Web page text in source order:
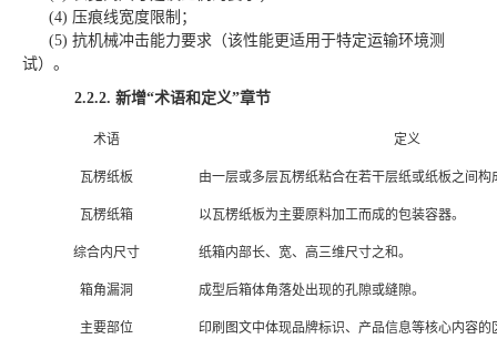
(4) 压痕线宽度限制；
(5) 抗机械冲击能力要求（该性能更适用于特定运输环境测
试）。
2.2.2. 新增“术语和定义”章节
术语 定义
瓦楞纸板 由一层或多层瓦楞纸粘合在若干层纸或纸板之间构
瓦楞纸箱 以瓦楞纸板为主要原料加工而成的包装容器。
综合内尺寸 纸箱内部长、宽、高三维尺寸之和。
箱角漏洞 成型后箱体角落处出现的孔隙或缝隙。
主要部位 印刷图文中体现品牌标识、产品信息等核心内容的